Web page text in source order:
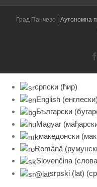
Град Панчево | Аутономна
српски (ћир)
English (енглески)
Български (
Magyar (
македонски (
Română (
Slovenčina(
srpski (lat) (